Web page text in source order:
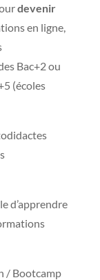
devenir
en ligne,
Bac+2 ou
(écoles
d’apprendre
/ Bootcamp